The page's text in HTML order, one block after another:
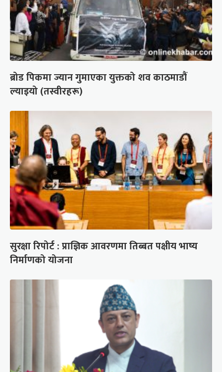
ब्रोड पिकमा ज्यान गुमाएका युक्तको शव काठमाडौं
ल्याइयो (तस्वीरहरू)
सुरक्षा रिपोर्ट : प्राज्ञिक आवरणमा तिब्बत पक्षीय भाष्य
निर्माणको योजना